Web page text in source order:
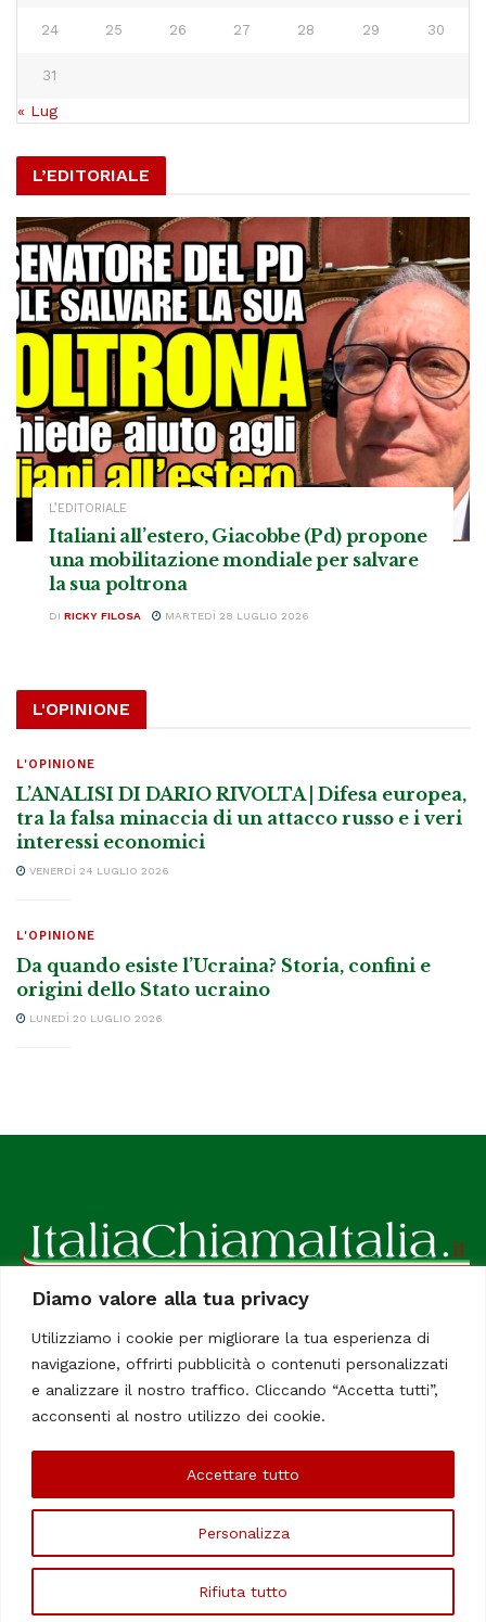
Diamo valore alla tua privacy
Utilizziamo i cookie per migliorare la tua esperienza di
navigazione, offrirti pubblicità o contenuti personalizzati
e analizzare il nostro traffico. Cliccando “Accetta tutti”,
acconsenti al nostro utilizzo dei cookie.
Personalizza
Rifiuta tutto
Accettare tutto
24 25 26 27 28 29 30
31
« Lug
L’EDITORIALE
L’EDITORIALE
Italiani all’estero, Giacobbe (Pd) propone
una mobilitazione mondiale per salvare
la sua poltrona
DI RICKY FILOSA MARTEDÌ 28 LUGLIO 2026
L'OPINIONE
L'OPINIONE
L’ANALISI DI DARIO RIVOLTA | Difesa europea,
tra la falsa minaccia di un attacco russo e i veri
interessi economici
VENERDÌ 24 LUGLIO 2026
L'OPINIONE
Da quando esiste l’Ucraina? Storia, confini e
origini dello Stato ucraino
LUNEDÌ 20 LUGLIO 2026
ItaliaChiamaItalia, il TUO quotidiano online preferito.
Dedicato in particolare a tutti gli italiani residenti all'estero.
Tutti i diritti sono riservati. Quotidiano online indipendente
Le Firme
©Copyright 2006/2020 - ItaliaChiamaItalia